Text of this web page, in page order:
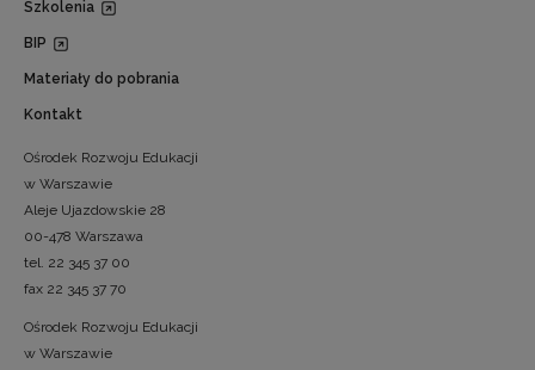
Szkolenia
BIP
Materiały do pobrania
Kontakt
Ośrodek Rozwoju Edukacji
w Warszawie
Aleje Ujazdowskie 28
00-478 Warszawa
tel. 22 345 37 00
fax 22 345 37 70
Ośrodek Rozwoju Edukacji
w Warszawie